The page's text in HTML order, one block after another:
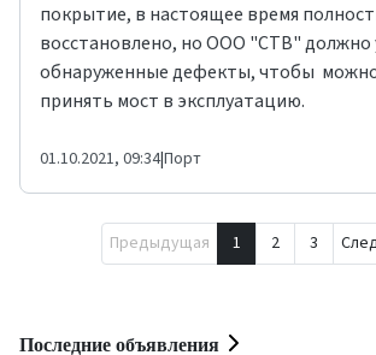
покрытие, в настоящее время
восстановлено, но ООО "CTB" должно
обнаруженные дефекты, чтобы
принять мост в эксплуатацию.
01.10.2021, 09:34|Порт
Предыдущая 1 2 3
Последние объявления